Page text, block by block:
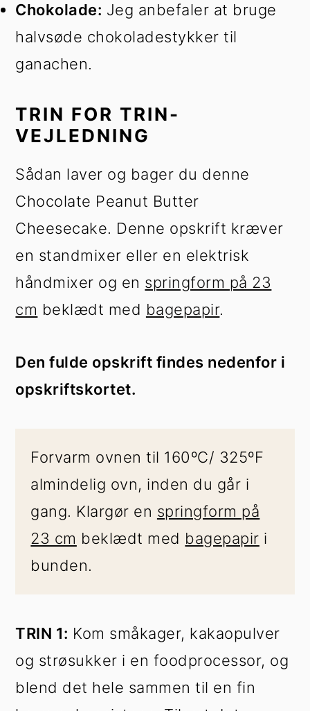
Chokolade: Jeg anbefaler at bruge
halvsøde chokoladestykker til
ganachen.
TRIN FOR TRIN-
VEJLEDNING
Sådan laver og bager du denne
Chocolate Peanut Butter
Cheesecake. Denne opskrift kræver
en standmixer eller en elektrisk
håndmixer og en springform på 23
cm beklædt med bagepapir.
Den fulde opskrift findes nedenfor i
opskriftskortet.
Forvarm ovnen til 160ºC/ 325ºF
almindelig ovn, inden du går i
gang. Klargør en springform på
23 cm beklædt med bagepapir i
bunden.
TRIN 1: Kom småkager, kakaopulver
og strøsukker i en foodprocessor, og
blend det hele sammen til en fin